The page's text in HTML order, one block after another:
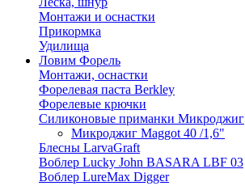
Монтажи и оснастки
Прикормка
Удилища
Ловим Форель
Монтажи, оснастки
Форелевая паста Berkley
Форелевые крючки
Силиконовые приманки Микроджиг
Микроджиг Maggot 40 /1,6"
Блесны LarvaGraft
Воблер Lucky John BASARA LBF 03
Воблер LureMax Digger